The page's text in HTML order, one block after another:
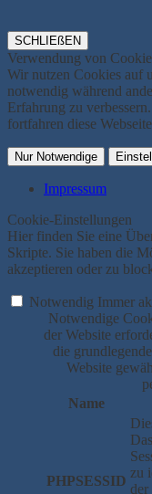
SCHLIEßEN
Verwendung von
Wir nutzen Cookies auf
notwendig während
Erfahrung zu
fortfahren diese
Nur Notwendige
Impressum
Cookie-Einstellungen
Hier finden Sie eine
Skripte. Sie haben die
akzeptieren oder zu
Notwendig Immer
Notwendige
der Website
die
Website
Name
PHPSESSID
zu
der